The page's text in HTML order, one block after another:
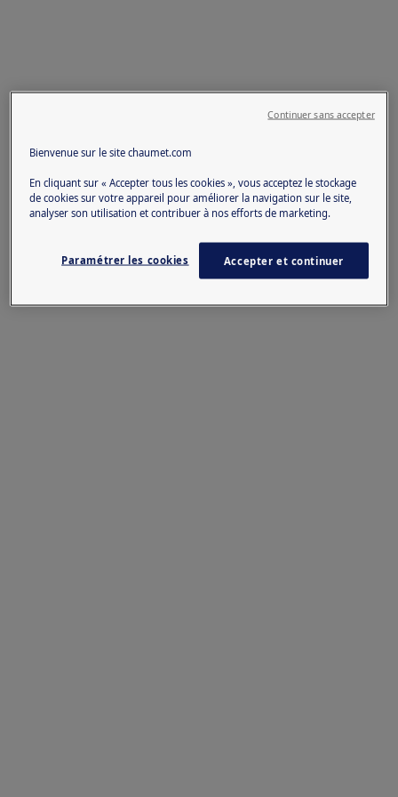
Bienvenue sur le site chaumet.com
En cliquant sur « Accepter tous les cookies », vous acceptez le stockage
de cookies sur votre appareil pour améliorer la navigation sur le site,
analyser son utilisation et contribuer à nos efforts de marketing.
Paramétrer les cookies Accepter et continuer
Continuer sans accepter